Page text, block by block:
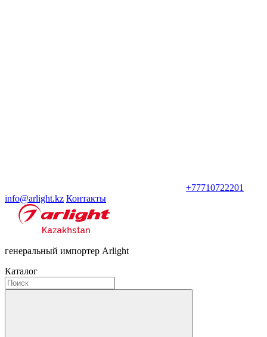
+77710722201
info@arlight.kz Контакты
генеральный импортер Arlight
Каталог